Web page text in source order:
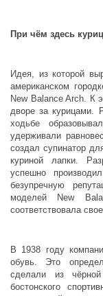
При чём здесь
Идея, из которой
американском
New Balance Arch. К
дворе за курицами.
ходьбе
удерживали
создал супинатор
куриной лапки.
успешно
безупречную
моделей New
соответствовала
В 1938 году
обувь. Это
сделали из
бостонского